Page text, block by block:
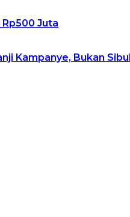
Juta
Kampanye, Bukan